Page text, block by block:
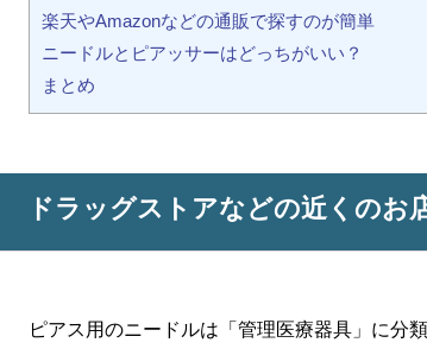
楽天やAmazonなどの通販で探すのが簡単
ニードルとピアッサーはどっちがいい？
まとめ
ドラッグストアなどの近くのお
ピアス用のニードルは「管理医療器具」に分類